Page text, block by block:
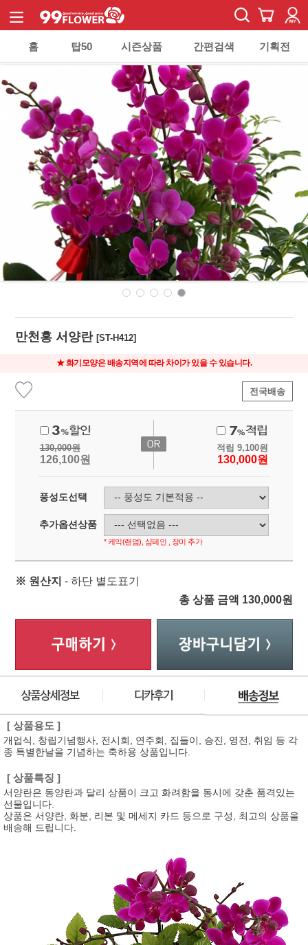
홈 탑50 시즌상품 간편검색 기획전
만천홍 서양란[ST-H412]
★ 화기모양은 배송지역에 따라 차이가 있을 수 있습니다.
전국배송
130,000원
126,100원
적립 9,100원
130,000원
풍성도선택
추가옵션상품
* 케익(랜덤), 샴페인 , 장미 추가
※ 원산지 - 하단 별도표기
총 상품 금액 130,000원
[ 상품용도 ]
개업식, 창립기념행사, 전시회, 연주회, 집들이, 승진, 영전, 취임 등 각
종 특별한날을 기념하는 축하용 상품입니다.
[ 상품특징 ]
서양란은 동양란과 달리 상품이 크고 화려함을 동시에 갖춘 품격있는
선물입니다.
상품은 서양란, 화분, 리본 및 메세지 카드 등으로 구성, 최고의 상품을
배송해 드립니다.